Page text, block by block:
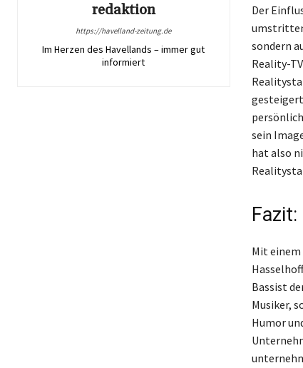
redaktion
https://havelland-zeitung.de
Im Herzen des Havellands – immer gut
informiert
Der
sondern
Reality-
sein
hat also
Mit einem
Bassist
Musiker,
Humor